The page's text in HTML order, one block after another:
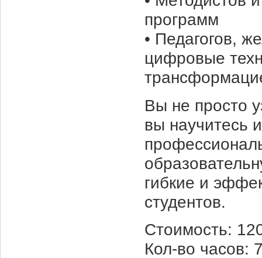
программ
• Педагогов,
цифровые
Вы не просто
вы научитесь
гибкие и
студентов.
Стоимость:
Кол-во часов: